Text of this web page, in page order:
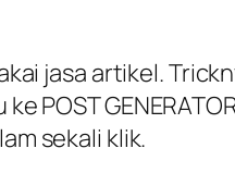
jasa artikel.
sekali klik.